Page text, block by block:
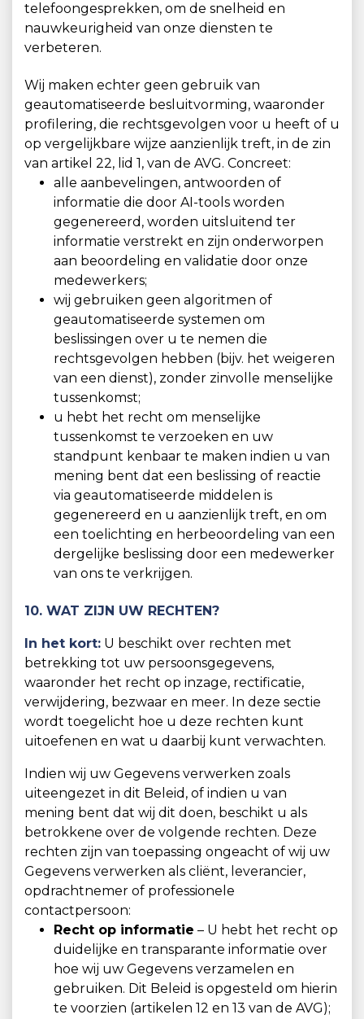
telefoongesprekken, om de snelheid en
nauwkeurigheid van onze diensten te
verbeteren.
Wij maken echter geen gebruik van
geautomatiseerde besluitvorming, waaronder
profilering, die rechtsgevolgen voor u heeft of u
op vergelijkbare wijze aanzienlijk treft, in de zin
van artikel 22, lid 1, van de AVG. Concreet:
alle aanbevelingen, antwoorden of
informatie die door AI-tools worden
gegenereerd, worden uitsluitend ter
informatie verstrekt en zijn onderworpen
aan beoordeling en validatie door onze
medewerkers;
wij gebruiken geen algoritmen of
geautomatiseerde systemen om
beslissingen over u te nemen die
rechtsgevolgen hebben (bijv. het weigeren
van een dienst), zonder zinvolle menselijke
tussenkomst;
u hebt het recht om menselijke
tussenkomst te verzoeken en uw
standpunt kenbaar te maken indien u van
mening bent dat een beslissing of reactie
via geautomatiseerde middelen is
gegenereerd en u aanzienlijk treft, en om
een toelichting en herbeoordeling van een
dergelijke beslissing door een medewerker
van ons te verkrijgen.
10. WAT ZIJN UW RECHTEN?
In het kort: U beschikt over rechten met
betrekking tot uw persoonsgegevens,
waaronder het recht op inzage, rectificatie,
verwijdering, bezwaar en meer. In deze sectie
wordt toegelicht hoe u deze rechten kunt
uitoefenen en wat u daarbij kunt verwachten.
Indien wij uw Gegevens verwerken zoals
uiteengezet in dit Beleid, of indien u van
mening bent dat wij dit doen, beschikt u als
betrokkene over de volgende rechten. Deze
rechten zijn van toepassing ongeacht of wij uw
Gegevens verwerken als cliënt, leverancier,
opdrachtnemer of professionele
contactpersoon:
Recht op informatie – U hebt het recht op
duidelijke en transparante informatie over
hoe wij uw Gegevens verzamelen en
gebruiken. Dit Beleid is opgesteld om hierin
te voorzien (artikelen 12 en 13 van de AVG);